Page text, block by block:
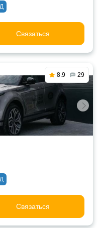
Связаться
8.9 29
Связаться